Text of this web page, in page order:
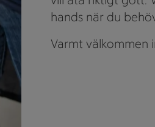
hands när du
Varmt välkommen